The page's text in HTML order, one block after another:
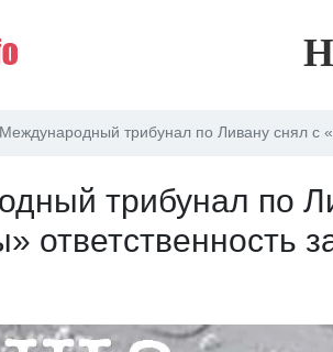
Международный трибунал по Ливану снял с
трибунал по
ответственность